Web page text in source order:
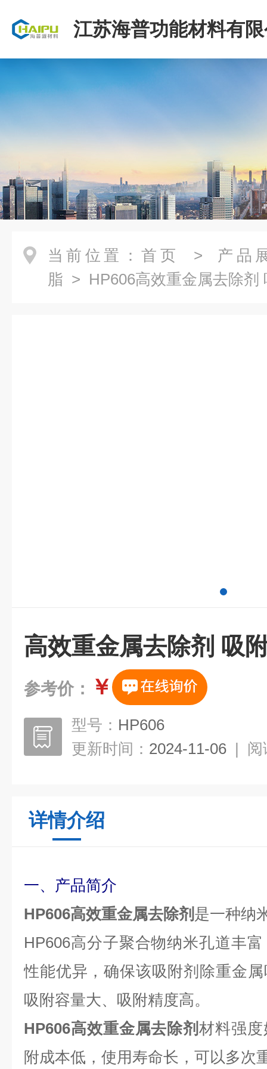
江苏海普功能材料有
当前位置： 首页 > 产品
脂 > HP606高效重金属去除剂
高效重金属去除剂 吸
参考价： ￥
型号： HP606
更新时间： 2024-11-06 | 阅
详情介绍
一、产品简介
HP606高效重金属去除剂 是一种纳
HP606高分子聚合物纳米孔道丰
性能优异，确保该吸附剂除重金
吸附容量大、吸附精度高。
HP606高效重金属去除剂材料强
附成本低，使用寿命长，可以多次